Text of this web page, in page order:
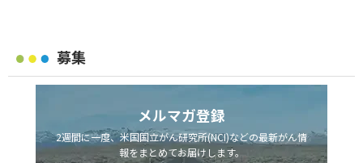
募集
メルマガ登録
2週間に一度、米国国立がん研究所(NCI)などの最新がん情
報をまとめてお届けします。